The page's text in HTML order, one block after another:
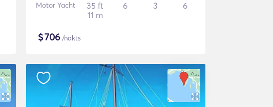
Motor Yacht
35 ft
11 m
6 3 6
$706/nakts